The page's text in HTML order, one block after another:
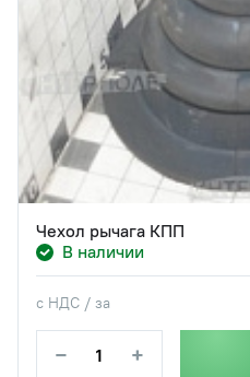
Чехол рычага КПП
В наличии
с НДС / за
− +